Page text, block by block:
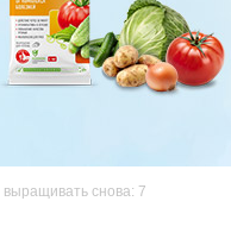
выращивать снова: 7